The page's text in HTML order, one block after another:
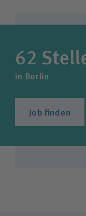
62
in Berlin
Job finden